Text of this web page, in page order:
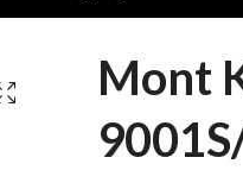
Mont